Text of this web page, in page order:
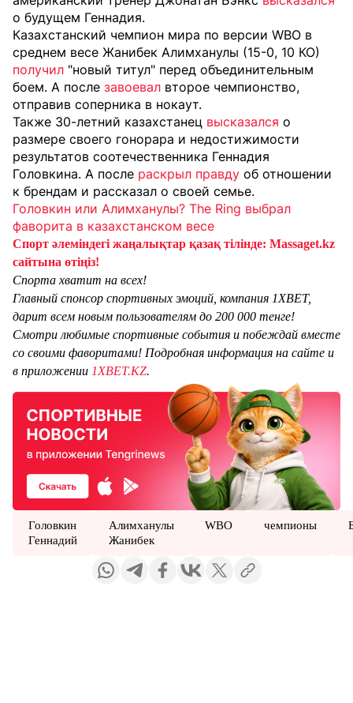
о будущем Геннадия.
Казахстанский чемпион мира по версии WBO в
среднем весе Жанибек Алимханулы (15-0, 10 КО)
получил "новый титул" перед объединительным
боем. А после завоевал второе чемпионство,
отправив соперника в нокаут.
Также 30-летний казахстанец высказался о
размере своего гонорара и недостижимости
результатов соотечественника Геннадия
Головкина. А после раскрыл правду об отношении
к брендам и рассказал о своей семье.
Головкин или Алимханулы? The Ring выбрал
фаворита в казахстанском весе
Спорт әлеміндегі жаңалықтар қазақ тілінде: Massaget.kz
сайтына өтіңіз!
Спорта хватит на всех!
Главный спонсор спортивных эмоций, компания 1XBET,
дарит всем новым пользователям до 200 000 тенге!
Смотри любимые спортивные события и побеждай вместе
со своими фаворитами! Подробная информация на сайте и
в приложении 1XBET.KZ.
Головкин
Геннадий
Алимханулы
Жанибек
WBO чемпионы